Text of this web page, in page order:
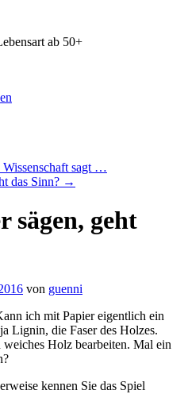
ab 50+
Wissenschaft sagt …
das Sinn? →
sägen, geht
von guenni
ich mit Papier eigentlich ein
Lignin, die Faser des Holzes.
Holz bearbeiten. Mal ein
kennen Sie das Spiel